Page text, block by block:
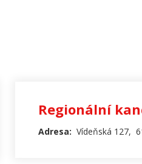
Regionální
Adresa: Vídeňská 127,